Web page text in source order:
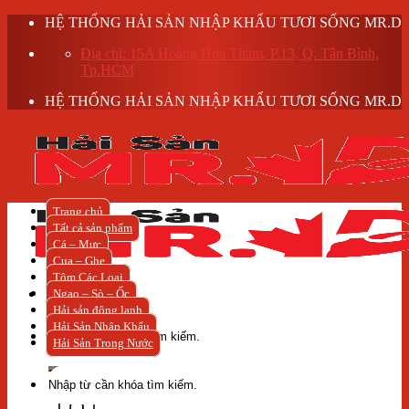
Skip
content
HỆ THỐNG HẢI SẢN NHẬP KHẨU TƯƠI SỐNG MR.D
Địa chỉ: 15A Hoàng Hoa Thám, P.13, Q. Tân Bình,
Tp.HCM
HỆ THỐNG HẢI SẢN NHẬP KHẨU TƯƠI SỐNG MR.D
Tìm
kiếm:
Trang chủ
Tất cả sản phẩm
Cá – Mực
Cua – Ghẹ
Tôm Các Loại
Ngao – Sò – Ốc
Hải sản đông lạnh
Hải Sản Nhập Khẩu
Hải Sản Trong Nước
Tìm
kiếm: